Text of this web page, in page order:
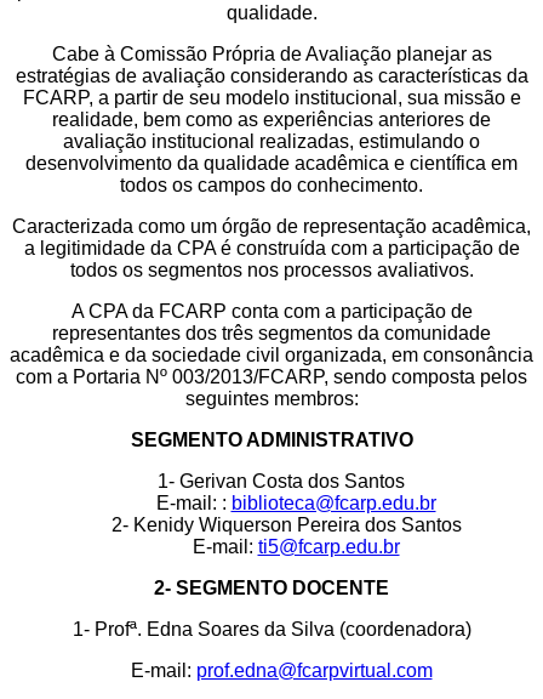
qualidade.
Cabe à Comissão Própria de Avaliação planejar as
estratégias de avaliação considerando as características da
FCARP, a partir de seu modelo institucional, sua missão e
realidade, bem como as experiências anteriores de
avaliação institucional realizadas, estimulando o
desenvolvimento da qualidade acadêmica e científica em
todos os campos do conhecimento.
Caracterizada como um órgão de representação acadêmica,
a legitimidade da CPA é construída com a participação de
todos os segmentos nos processos avaliativos.
A CPA da FCARP conta com a participação de
representantes dos três segmentos da comunidade
acadêmica e da sociedade civil organizada, em consonância
com a Portaria Nº 003/2013/FCARP, sendo composta pelos
seguintes membros:
SEGMENTO ADMINISTRATIVO
1- Gerivan Costa dos Santos
E-mail: : biblioteca@fcarp.edu.br
2- Kenidy Wiquerson Pereira dos Santos
E-mail: ti5@fcarp.edu.br
2- SEGMENTO DOCENTE
1- Profª. Edna Soares da Silva (coordenadora)
E-mail: prof.edna@fcarpvirtual.com